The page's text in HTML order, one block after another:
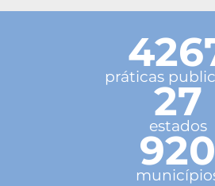
práticas
27
estados
920